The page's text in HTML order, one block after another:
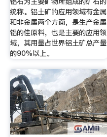
统称。铝土矿的应用领域有金属
和非金属两个方面，是生产金属
铝的佳原料，也是主要的应用领
域，其用量占世界铝土矿总产量
的90%以上。